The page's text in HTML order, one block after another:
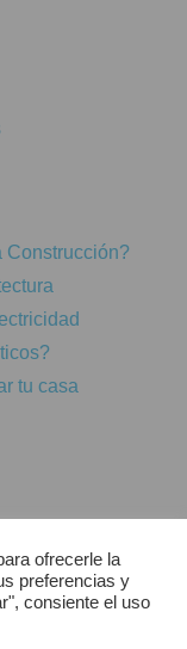
Construcción?
tu casa
ofrecerle la
preferencias y
consiente el uso